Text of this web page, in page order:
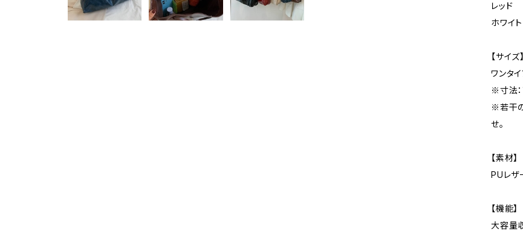
レッド
ホワイト
【サイズ】
ワンタ
※寸法
※若干
せ。
【素材】
PUレザ
【機能】
大容量